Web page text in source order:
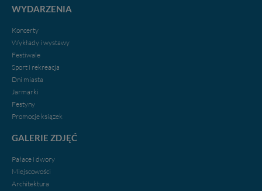
WYDARZENIA
Koncerty
Wykłady i wystawy
Festiwale
Sport i rekreacja
Dni miasta
Jarmarki
Festyny
Promocje ksiązek
GALERIE ZDJĘĆ
Pałace i dwory
Miejscowości
Architektura